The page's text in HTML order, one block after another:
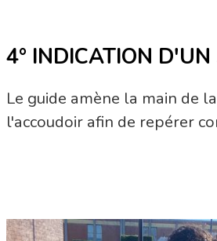
4° INDICATION D'UN
Le guide amène la main de
l'accoudoir afin de repérer